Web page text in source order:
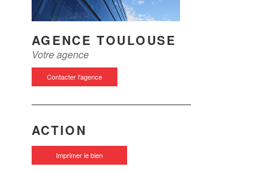
AGENCE TOULOUSE
Votre agence
Contacter l'agence
ACTION
Imprimer le bien